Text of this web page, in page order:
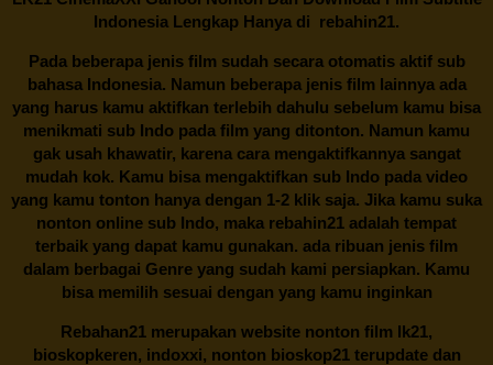
Indonesia Lengkap Hanya di rebahin21.
Pada beberapa jenis film sudah secara otomatis aktif sub
bahasa Indonesia. Namun beberapa jenis film lainnya ada
yang harus kamu aktifkan terlebih dahulu sebelum kamu bisa
menikmati sub Indo pada film yang ditonton. Namun kamu
gak usah khawatir, karena cara mengaktifkannya sangat
mudah kok. Kamu bisa mengaktifkan sub Indo pada video
yang kamu tonton hanya dengan 1-2 klik saja. Jika kamu suka
nonton online sub Indo, maka rebahin21 adalah tempat
terbaik yang dapat kamu gunakan. ada ribuan jenis film
dalam berbagai Genre yang sudah kami persiapkan. Kamu
bisa memilih sesuai dengan yang kamu inginkan
Rebahan21 merupakan website nonton film lk21,
bioskopkeren, indoxxi, nonton bioskop21 terupdate dan